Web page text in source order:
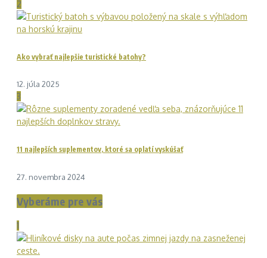
2
Ako vybrať najlepšie turistické batohy?
12. júla 2025
3
11 najlepších suplementov, ktoré sa oplatí vyskúšať
27. novembra 2024
Vyberáme pre vás
1